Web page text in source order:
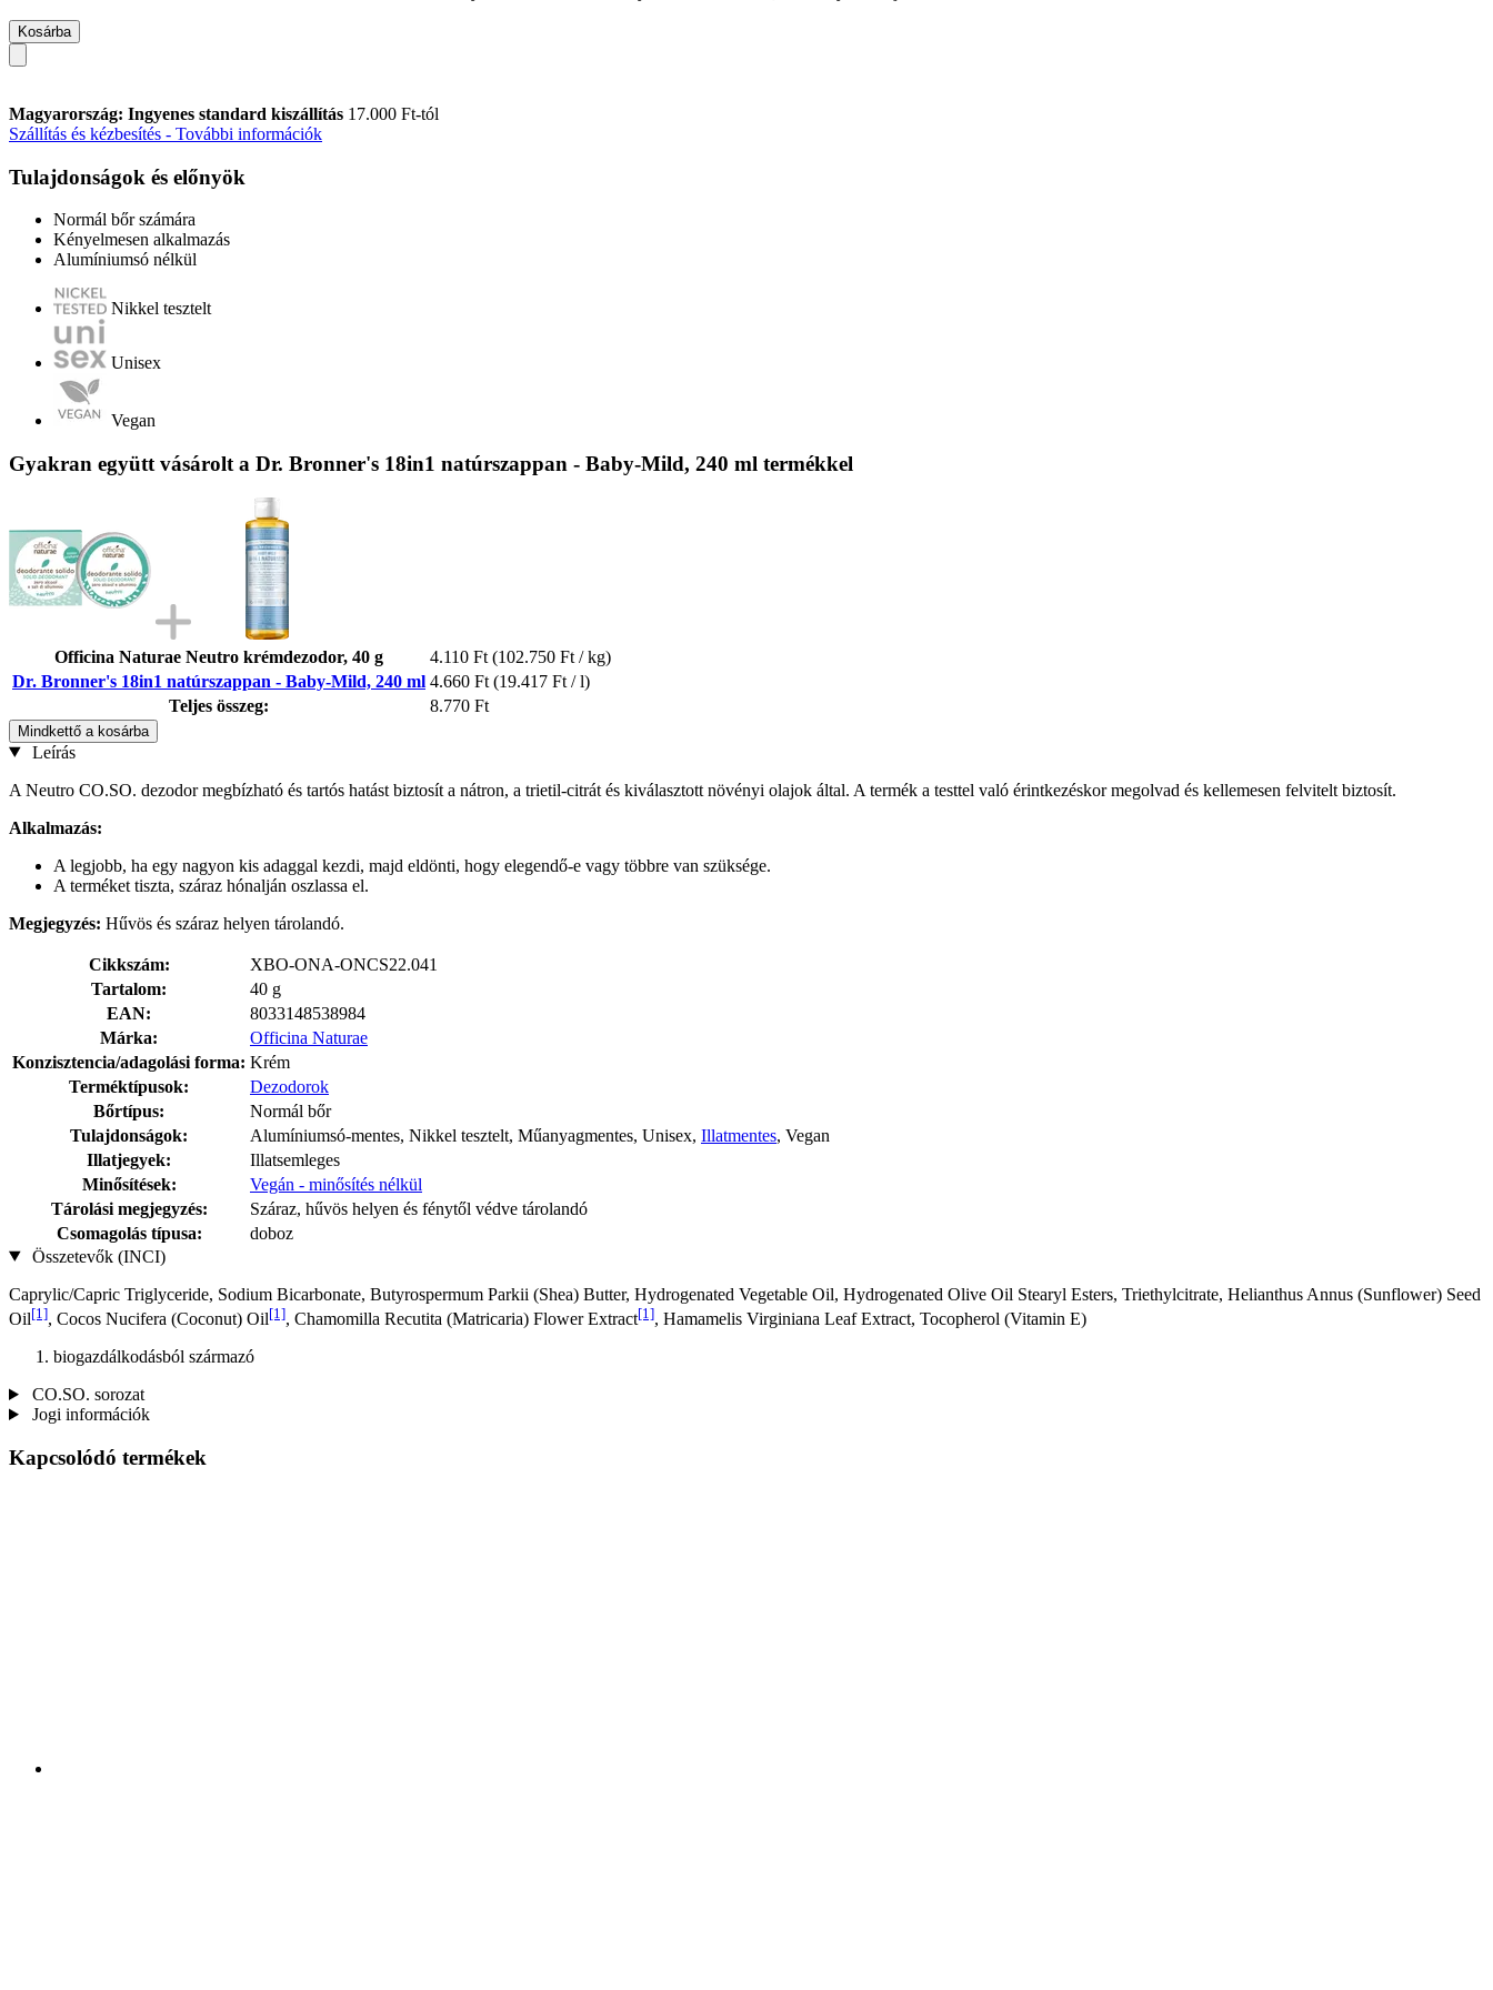
Kosárba
Magyarország: Ingyenes standard kiszállítás 17.000 Ft-tól
Szállítás és kézbesítés - További információk
Tulajdonságok és előnyök
Normál bőr számára
Kényelmesen alkalmazás
Alumíniumsó nélkül
Nikkel tesztelt
Unisex
Vegan
Gyakran együtt vásárolt a Dr. Bronner's 18in1 natúrszappan - Baby-Mild, 240 ml termékkel
Officina Naturae Neutro krémdezodor, 40 g 4.110 Ft (102.750 Ft / kg)
Dr. Bronner's 18in1 natúrszappan - Baby-Mild, 240 ml 4.660 Ft (19.417 Ft / l)
Teljes összeg:
8.770 Ft
Mindkettő a kosárba
Leírás
A Neutro CO.SO. dezodor megbízható és tartós hatást biztosít a nátron, a trietil-citrát és kiválasztott növényi olajok által. A termék a testtel való érintkezéskor megolvad és kellemesen felvitelt biztosít.
Alkalmazás:
A legjobb, ha egy nagyon kis adaggal kezdi, majd eldönti, hogy elegendő-e vagy többre van szüksége.
A terméket tiszta, száraz hónalján oszlassa el.
Megjegyzés: Hűvös és száraz helyen tárolandó.
Cikkszám:
XBO-ONA-ONCS22.041
Tartalom:
40 g
EAN:
8033148538984
Márka:
Officina Naturae
Konzisztencia/adagolási forma: Krém
Terméktípusok:
Dezodorok
Bőrtípus:
Normál bőr
Tulajdonságok:
Alumíniumsó-mentes, Nikkel tesztelt, Műanyagmentes, Unisex, Illatmentes, Vegan
Illatjegyek:
Illatsemleges
Minősítések:
Vegán - minősítés nélkül
Tárolási megjegyzés:
Száraz, hűvös helyen és fénytől védve tárolandó
Csomagolás típusa:
doboz
Összetevők (INCI)
Caprylic/Capric Triglyceride, Sodium Bicarbonate, Butyrospermum Parkii (Shea) Butter, Hydrogenated Vegetable Oil, Hydrogenated Olive Oil Stearyl Esters, Triethylcitrate, Helianthus Annus (Sunflower) Seed
Oil[1], Cocos Nucifera (Coconut) Oil[1], Chamomilla Recutita (Matricaria) Flower Extract[1], Hamamelis Virginiana Leaf Extract, Tocopherol (Vitamin E)
biogazdálkodásból származó
CO.SO. sorozat
Jogi információk
Kapcsolódó termékek